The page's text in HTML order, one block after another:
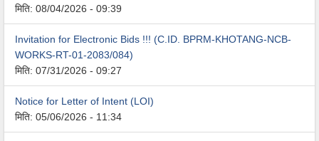
मिति: 08/04/2026 - 09:39
Invitation for Electronic Bids !!! (C.ID. BPRM-KHOTANG-NCB-
WORKS-RT-01-2083/084)
मिति: 07/31/2026 - 09:27
Notice for Letter of Intent (LOI)
मिति: 05/06/2026 - 11:34